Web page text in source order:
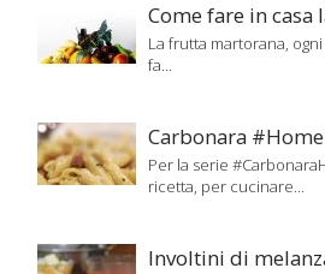
Come fare in
La frutta martorana,
fa...
Carbonara
Per la serie
ricetta, per cucinare...
Involtini di